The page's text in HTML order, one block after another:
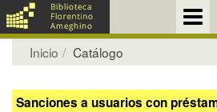
Inicio Catálogo
Sanciones a usuarios con